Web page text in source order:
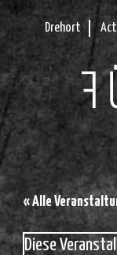
Drehort
« Alle
Diese